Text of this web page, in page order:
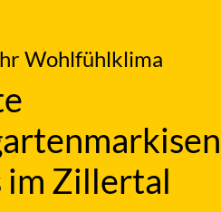
Wohlfühlklima
im Zillertal